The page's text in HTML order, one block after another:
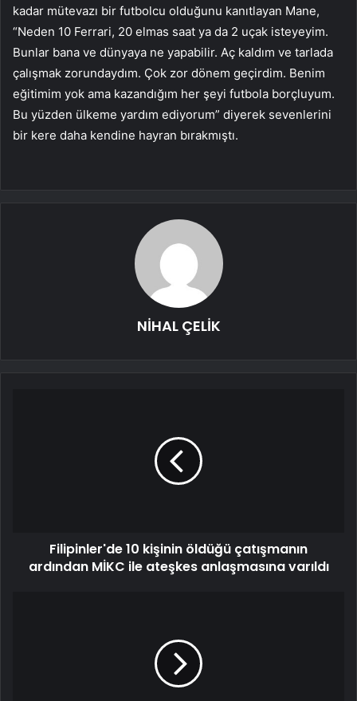
kadar mütevazı bir futbolcu olduğunu kanıtlayan Mane,
“Neden 10 Ferrari, 20 elmas saat ya da 2 uçak isteyeyim.
Bunlar bana ve dünyaya ne yapabilir. Aç kaldım ve tarlada
çalışmak zorundaydım. Çok zor dönem geçirdim. Benim
eğitimim yok ama kazandığım her şeyi futbola borçluyum.
Bu yüzden ülkeme yardım ediyorum” diyerek sevenlerini
bir kere daha kendine hayran bırakmıştı.
NİHAL ÇELİK
Filipinler'de 10 kişinin öldüğü çatışmanın
ardından MİKC ile ateşkes anlaşmasına varıldı